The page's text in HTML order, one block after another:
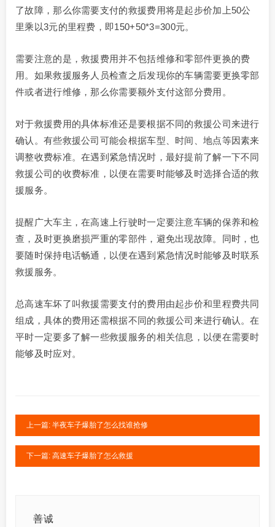
了故障，那么你需要支付的救援费用将是起步价加上50公
里乘以3元的里程费，即150+50*3=300元。
需要注意的是，救援费用并不包括维修和零部件更换的费
用。如果救援服务人员检查之后发现你的车辆需要更换零部
件或者进行维修，那么你需要额外支付这部分费用。
对于救援费用的具体标准还是要根据不同的救援公司来进行
确认。有些救援公司可能会根据车型、时间、地点等因素来
调整收费标准。在遇到紧急情况时，最好提前了解一下不同
救援公司的收费标准，以便在需要时能够及时选择合适的救
援服务。
提醒广大车主，在高速上行驶时一定要注意车辆的保养和检
查，及时更换磨损严重的零部件，避免出现故障。同时，也
要随时保持电话畅通，以便在遇到紧急情况时能够及时联系
救援服务。
总高速车坏了叫救援需要支付的费用由起步价和里程费共同
组成，具体的费用还需根据不同的救援公司来进行确认。在
平时一定要多了解一些救援服务的相关信息，以便在需要时
能够及时应对。
上一篇: 半夜车子爆胎了怎么找谁抢修
下一篇: 高速车子爆胎了怎么救援
善诚